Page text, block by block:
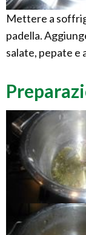
Mettere a
padella.
salate, pepate e